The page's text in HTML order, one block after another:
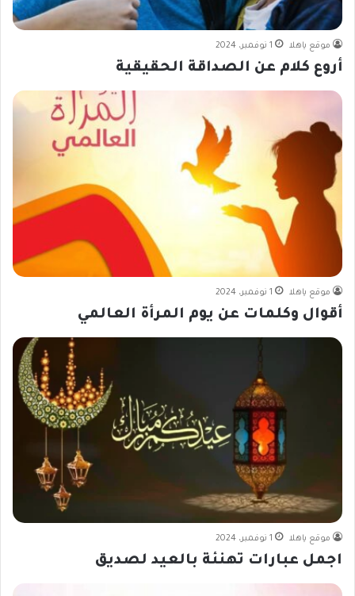
موقع ياهلا 1 نوفمبر، 2024
أروع كلام عن الصداقة الحقيقية
موقع ياهلا 1 نوفمبر، 2024
أقوال وكلمات عن يوم المرأة العالمي
موقع ياهلا 1 نوفمبر، 2024
اجمل عبارات تهنئة بالعيد لصديق